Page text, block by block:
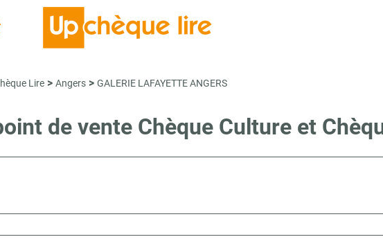
Lire > Angers > GALERIE LAFAYETTE ANGERS
de vente Chèque Culture et